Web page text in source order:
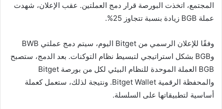
المجتمع، اتخذت البورصة قرار دمج العملتين. عقب الإعلان، شهدت
عملة BGB زيادة بنسبة تتجاوز 25%.
وفقًا للإعلان الرسمي من Bitget اليوم، سيتم دمج عملتي BWB
وBGB بشكل استراتيجي لتبسيط نظام التوكنات. بعد الدمج، ستصبح
BGB العملة الموحدة للنظام البيئي لكل من بورصة Bitget
والمحفظة الرقمية Bitget Wallet. ونتيجة لذلك، ستعمل كعملة
أساسية لتطبيقاتها على السلسلة.